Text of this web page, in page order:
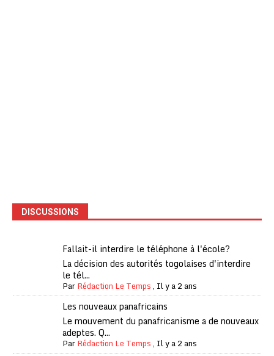
DISCUSSIONS
Fallait-il interdire le téléphone à l'école?
La décision des autorités togolaises d'interdire
le tél...
ParRédaction Le Temps, Il y a 2 ans
Les nouveaux panafricains
Le mouvement du panafricanisme a de nouveaux
adeptes. Q...
ParRédaction Le Temps, Il y a 2 ans